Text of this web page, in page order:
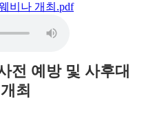
비나 개최.pdf
전 예방 및 사후대
최